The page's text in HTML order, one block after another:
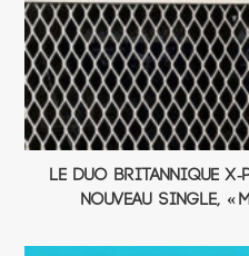
Le duo britannique X-
nouveau single, «